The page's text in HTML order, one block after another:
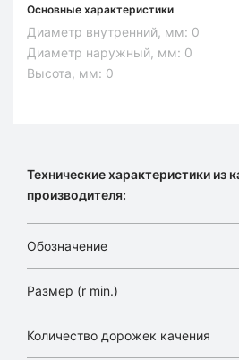
Основные характеристики
Диаметр внутренний, мм: 0
Диаметр наружный, мм: 0
Высота, мм: 0
Технические характеристики из
производителя:
Обозначение
Размер (r min.)
Количество дорожек качения